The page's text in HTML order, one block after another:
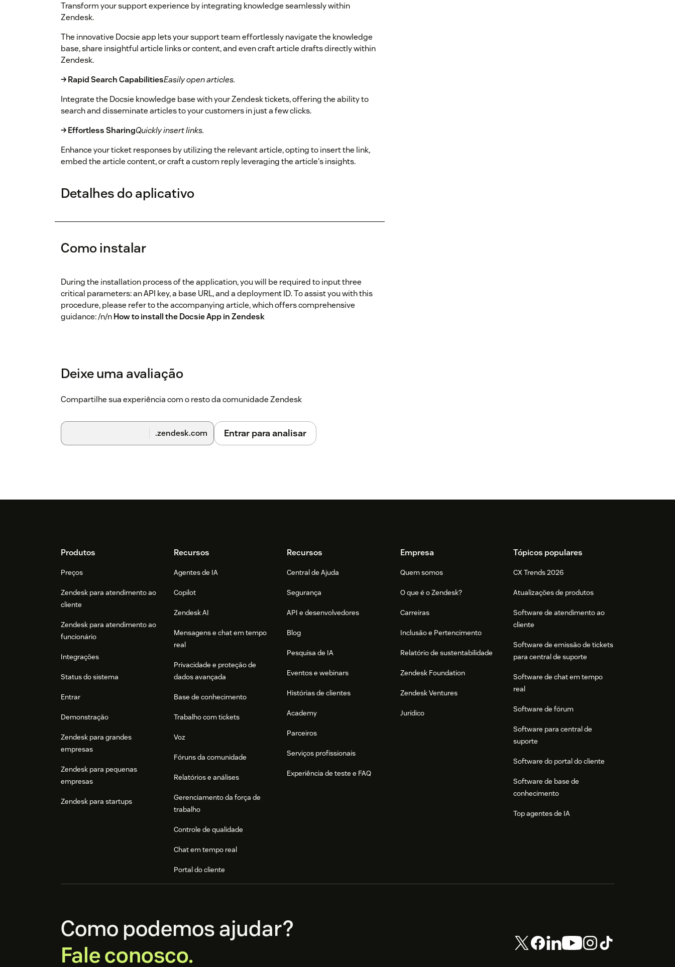
Transform your support experience by integrating knowledge seamlessly within
Zendesk.
The innovative Docsie app lets your support team effortlessly navigate the knowledge
base, share insightful article links or content, and even craft article drafts directly within
Zendesk.
→ Rapid Search CapabilitiesEasily open articles.
Integrate the Docsie knowledge base with your Zendesk tickets, offering the ability to
search and disseminate articles to your customers in just a few clicks.
→ Effortless SharingQuickly insert links.
Enhance your ticket responses by utilizing the relevant article, opting to insert the link,
embed the article content, or craft a custom reply leveraging the article's insights.
Detalhes do aplicativo
Como instalar
During the installation process of the application, you will be required to input three
critical parameters: an API key, a base URL, and a deployment ID. To assist you with this
procedure, please refer to the accompanying article, which offers comprehensive
guidance: /n/nHow to install the Docsie App in Zendesk
Deixe uma avaliação
Compartilhe sua experiência com o resto da comunidade Zendesk
.zendesk.com Entrar para analisar
FooterProdutos
Preços
Zendesk para atendimento ao
cliente
Zendesk para atendimento ao
funcionário
Integrações
Status do sistema
Entrar
Demonstração
Zendesk para grandes
empresas
Zendesk para pequenas
empresas
Zendesk para startups
Recursos
Agentes de IA
Copilot
Zendesk AI
Mensagens e chat em tempo
real
Privacidade e proteção de
dados avançada
Base de conhecimento
Trabalho com tickets
Voz
Fóruns da comunidade
Relatórios e análises
Gerenciamento da força de
trabalho
Controle de qualidade
Chat em tempo real
Portal do cliente
Recursos
Central de Ajuda
Segurança
API e desenvolvedores
Blog
Pesquisa de IA
Eventos e webinars
Histórias de clientes
Academy
Parceiros
Serviços profissionais
Experiência de teste e FAQ
Empresa
Quem somos
O que é o Zendesk?
Carreiras
Inclusão e Pertencimento
Relatório de sustentabilidade
Zendesk Foundation
Zendesk Ventures
Jurídico
Tópicos populares
CX Trends 2026
Atualizações de produtos
Software de atendimento ao
cliente
Software de emissão de tickets
para central de suporte
Software de chat em tempo
real
Software de fórum
Software para central de
suporte
Software do portal do cliente
Software de base de
conhecimento
Top agentes de IA
Como podemos ajudar?
Fale conosco.